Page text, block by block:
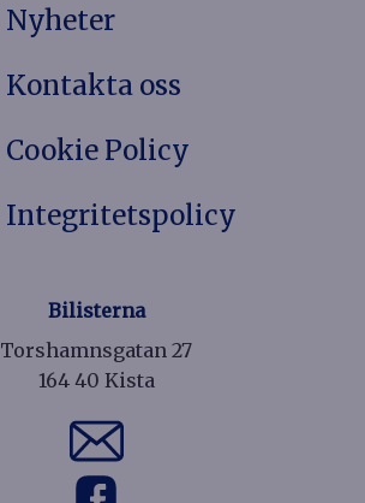
Nyheter
Kontakta oss
Cookie Policy
Integritetspolicy
Bilisterna
Torshamnsgatan 27
164 40 Kista